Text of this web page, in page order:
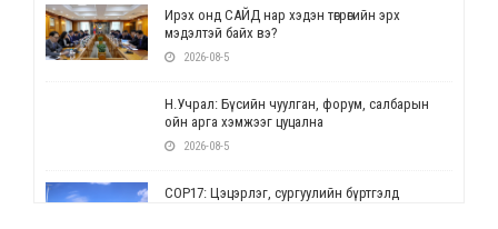
Ирэх онд САЙД нар хэдэн төгрөгийн эрх
мэдэлтэй байх вэ?
2026-08-5
Н.Учрал: Бүсийн чуулган, форум, салбарын
ойн арга хэмжээг цуцална
2026-08-5
СОР17: Цэцэрлэг, сургуулийн бүртгэлд